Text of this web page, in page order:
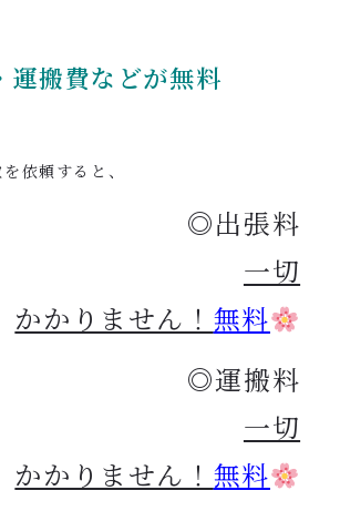
運搬費などが無料
依頼すると、
◎出張料
、 一切
かかりません！ 無料
◎運搬料
、 一切
かかりません！ 無料